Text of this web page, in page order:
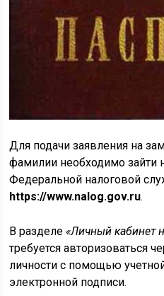
Для подачи заявления на
фамилии необходимо зайти
Федеральной налоговой
https://www.nalog.gov.ru.
В разделе«Личный кабинет
требуется авторизоваться
личности с помощью
электронной подписи.